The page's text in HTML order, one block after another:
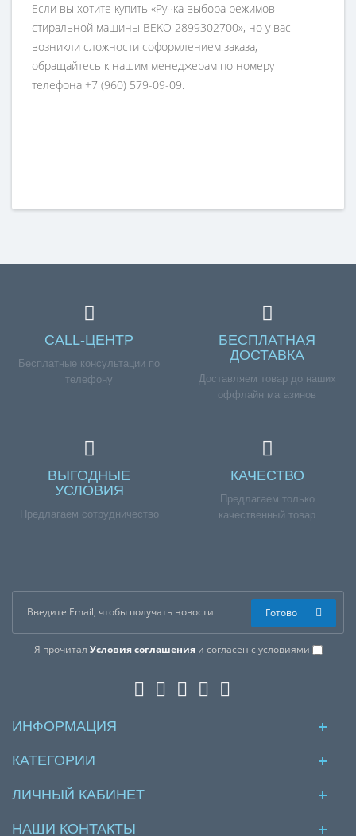
Если вы хотите купить «Ручка выбора режимов
стиральной машины BEKO 2899302700», но у вас
возникли сложности соформлением заказа,
обращайтесь к нашим менеджерам по номеру
телефона +7 (960) 579-09-09.
CALL-ЦЕНТР
Бесплатные консультации по
телефону
БЕСПЛАТНАЯ
ДОСТАВКА
Доставляем товар до наших
оффлайн магазинов
ВЫГОДНЫЕ
УСЛОВИЯ
Предлагаем сотрудничество
КАЧЕСТВО
Предлагаем только
качественный товар
Я прочитал Условия соглашенияи согласен с условиями
Готово
ИНФОРМАЦИЯ
КАТЕГОРИИ
ЛИЧНЫЙ КАБИНЕТ
НАШИ КОНТАКТЫ